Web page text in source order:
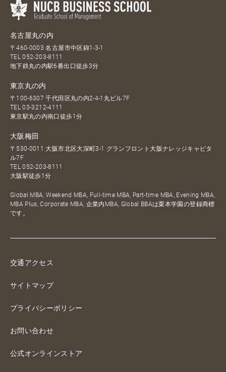
名古屋丸の内
〒460-0003 名古屋市中区錦1-3-1
TEL052-203-8111
地下鉄丸の内駅6番出口徒歩3分
東京丸の内
〒100-6307 千代田区丸の内2-4-1丸ビル7F
TEL03-3212-4111
東京駅丸の内南口徒歩1分
大阪梅田
〒530-0011 大阪市北区大深町3-1 グランフロント大阪ナレッジキャピタ
ル7F
TEL052-203-8111
大阪駅徒歩1分
Global MBA, Weekend MBA, Full-time MBA, Part-time MBA, Evening MBA,
MBA Plus, Corporate MBA, 企業内MBA, Global BBAは栗本学園の登録商標
です。
交通アクセス
サイトマップ
プライバシーポリシー
お問い合わせ
公式オンラインストア